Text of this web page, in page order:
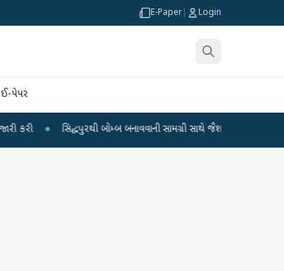
E-Paper Login
ઈ-પેપર
સિદ્ધપુરથી બોમ્બ બનાવવાની સામગ્રી સાથે જૈશના 5 શંકાસ્પદ આતંકી ઝડપાયા